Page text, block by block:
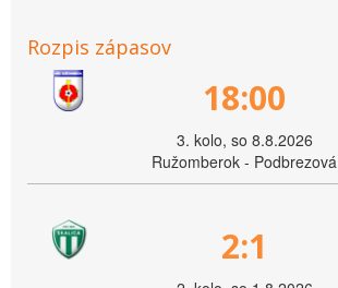
Rozpis zápasov
18:00
3. kolo, so 8.8.2026
Ružomberok - Podbrezová
2:1